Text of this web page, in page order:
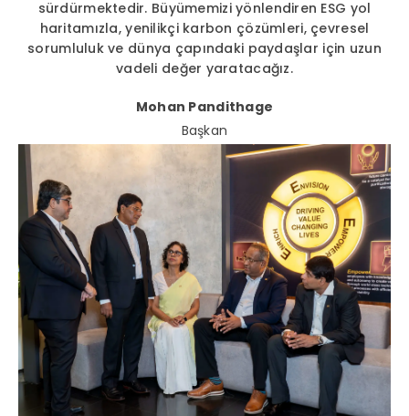
sürdürmektedir. Büyümemizi yönlendiren ESG yol
haritamızla, yenilikçi karbon çözümleri, çevresel
sorumluluk ve dünya çapındaki paydaşlar için uzun
vadeli değer yaratacağız.
Mohan Pandithage
Başkan